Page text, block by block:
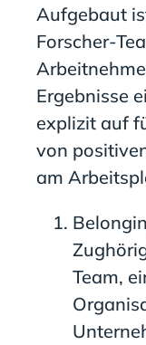
Aufgebaut
Forscher-
Ergebnisse
explizit auf
von
am
Team,